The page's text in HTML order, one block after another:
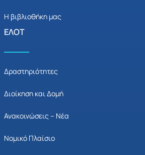
Η βιβλιοθήκη μας
ΕΛΟΤ
Δραστηριότητες
Διοίκηση και Δομή
Ανακοινώσεις – Νέα
Νομικό Πλαίσιο